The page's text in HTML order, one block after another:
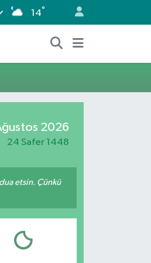
14°
2026
24 Safer 1448
etsin. Çünkü